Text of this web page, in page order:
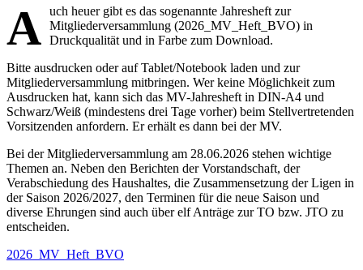
A uch heuer gibt es das sogenannte Jahresheft zur
Mitgliederversammlung (2026_MV_Heft_BVO) in
Druckqualität und in Farbe zum Download.
Bitte ausdrucken oder auf Tablet/Notebook laden und zur
Mitgliederversammlung mitbringen. Wer keine Möglichkeit zum
Ausdrucken hat, kann sich das MV-Jahresheft in DIN-A4 und
Schwarz/Weiß (mindestens drei Tage vorher) beim Stellvertretenden
Vorsitzenden anfordern. Er erhält es dann bei der MV.
Bei der Mitgliederversammlung am 28.06.2026 stehen wichtige
Themen an. Neben den Berichten der Vorstandschaft, der
Verabschiedung des Haushaltes, die Zusammensetzung der Ligen in
der Saison 2026/2027, den Terminen für die neue Saison und
diverse Ehrungen sind auch über elf Anträge zur TO bzw. JTO zu
entscheiden.
2026_MV_Heft_BVO